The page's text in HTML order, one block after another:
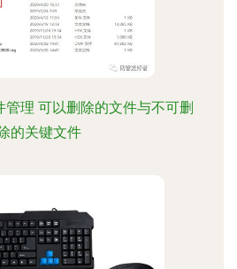
管理 可以删除的文件与不可删
的关键文件